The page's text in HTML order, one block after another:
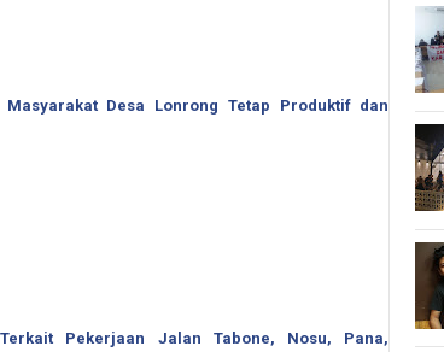
Desa Lonrong Tetap Produktif dan
Pekerjaan Jalan Tabone, Nosu, Pana,